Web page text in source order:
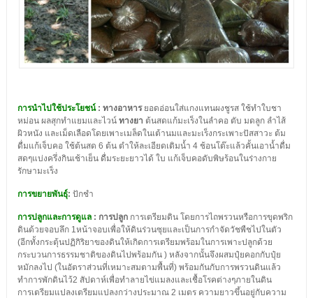
การนำไปใช้ประโยชน์ : ทางอาหารยอดอ่อนใส่แกงแทนผงชูรส ใช้ทำใบชา
หม่อน ผลสุกทำแยมและไวน์ ทางยา ต้นสดแก้มะเร็งในลำคอ ตับ มดลูก ลำไส้
ผิวหนัง และเม็ดเลือดโดยเพาะเมล็ดในเต้านมและมะเร็งกระเพาะปัสสาวะ ต้ม
ดื่มแก้เจ็บคอ ใช้ต้นสด 6 ต้น ตำให้ละเอียดเติมน้ำ 4 ช้อนโต๊ะแล้วคั้นเอาน้ำดื่ม
สดๆแบ่งครึ่งกินเช้าเย็น ดื่มระยะยาวได้ ใบ แก้เจ็บคอดับพิษร้อนในร่างกาย
รักษามะเร็ง
การขยายพันธุ์: ปักชำ
การปลูกและการดูแล : การปลูกการเตรียมดิน โดยการไถพรวนหรือการขุดพริก
ดินด้วยจอบลึก 1หน้าจอบเพื่อให้ดินร่วนซุยและเป็นการกำจัดวัชพืชไปในตัว
(อีกทั้งกระตุ้นปฏิกิริยาของดินให้เกิดการเตรียมพร้อมในการเพาะปลูกด้วย
กระบวนการธรรมชาติของดินไปพร้อมกัน ) หลังจากนั้นจึงผสมปุ๋ยคอกกับปุ๋ย
หมักลงไป (ในอัตราส่วนที่เหมาะสมตามพื้นที่) พร้อมกันกับการพรวนดินแล้ว
ทำการพักดินไว้2 สัปดาห์เพื่อทำลายไข่แมลงและเชื้อโรคต่างๆภายในดิน
การเตรียมแปลงเตรียมแปลงกว่างประมาณ 2 เมตร ความยาวขึ้นอยู่กับความ